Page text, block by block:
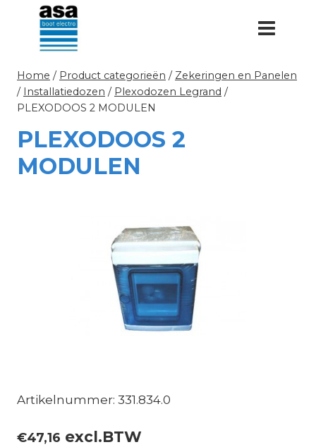
Doorgaan
inhoud
Home / Product categorieën / Zekeringen en Panelen
/ Installatiedozen / Plexodozen Legrand /
PLEXODOOS 2 MODULEN
PLEXODOOS 2
MODULEN
Artikelnummer: 331.834.0
€47,16 excl.BTW